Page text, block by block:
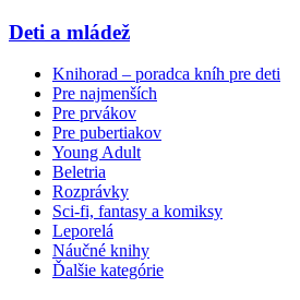
Deti a mládež
Knihorad – poradca kníh pre deti
Pre najmenších
Pre prvákov
Pre pubertiakov
Young Adult
Beletria
Rozprávky
Sci-fi, fantasy a komiksy
Leporelá
Náučné knihy
Ďalšie kategórie